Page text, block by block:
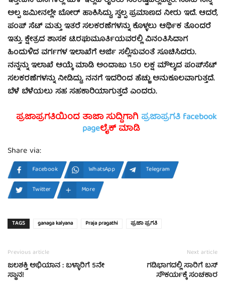
ಅಲ್ಪ ಜಮೀನಲ್ಲೇ ಬೋರ್ ಹಾಕಿಸಿದ್ದು, ಸ್ವಲ್ಪ ಪ್ರಮಾಣದ ನೀರು ಇದೆ. ಆದರೆ,
ಪಂಪ್ ಸೆಟ್ ಮತ್ತು ಇತರೆ ಸಲಕರಣೆಗಳನ್ನು ಕೊಳ್ಳಲು ಆರ್ಥಿಕ ತೊಂದರೆ
ಇತ್ತು. ಕ್ಷೇತ್ರದ ಶಾಸಕ ಟಿ.ರಘುಮೂರ್ತಿಯವರಲ್ಲಿ ವಿನಂತಿಸಿದಾಗ
ಹಿಂದುಳಿದ ವರ್ಗಗಳ ಇಲಾಖೆಗೆ ಅರ್ಜಿ ಸಲ್ಲಿಸುವಂತೆ ಸೂಚಿಸಿದರು.
ನನ್ನನ್ನು ಇಲಾಖೆ ಆಯ್ಕೆ ಮಾಡಿ ಅಂದಾಜು 1.50 ಲಕ್ಷ ಮೌಲ್ಯದ ಪಂಪ್‍ಸೆಟ್
ಸಲಕರಣೆಗಳನ್ನು ನೀಡಿದ್ದು, ನನಗೆ ಇದರಿಂದ ಹೆಚ್ಚು ಅನುಕೂಲವಾಗುತ್ತದೆ.
ಬೆಳೆ ಬೆಳೆಯಲು ಸಹ ಸಹಕಾರಿಯಾಗುತ್ತದೆ ಎಂದರು.
ಪ್ರಜಾಪ್ರಗತಿಯಿಂದ ತಾಜಾ ಸುದ್ದಿಗಾಗಿ ಪ್ರಜಾಪ್ರಗತಿ facebook
pageಲೈಕ್ ಮಾಡಿ
Share via:
Facebook WhatsApp
Telegram
Twitter
More
TAGS ganaga kalyana Praja pragathi ಪ್ರಜಾ ಪ್ರಗತಿ
Previous article
ಜಲಶಕ್ತಿ ಅಭಿಯಾನ : ಬಳ್ಳಾರಿಗೆ 5ನೇ
ಸ್ಥಾನ!
Next article
ಗಡಿಭಾಗದಲ್ಲಿ ಸಾರಿಗೆ ಬಸ್
ಸೌಕರ್ಯಕ್ಕೆ ಸಂಚಕಾರ